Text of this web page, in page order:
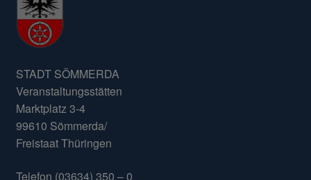
STADT SÖMMERDA
Veranstaltungsstätten
Marktplatz 3-4
99610 Sömmerda/
Freistaat Thüringen
Telefon (03634) 350 – 0